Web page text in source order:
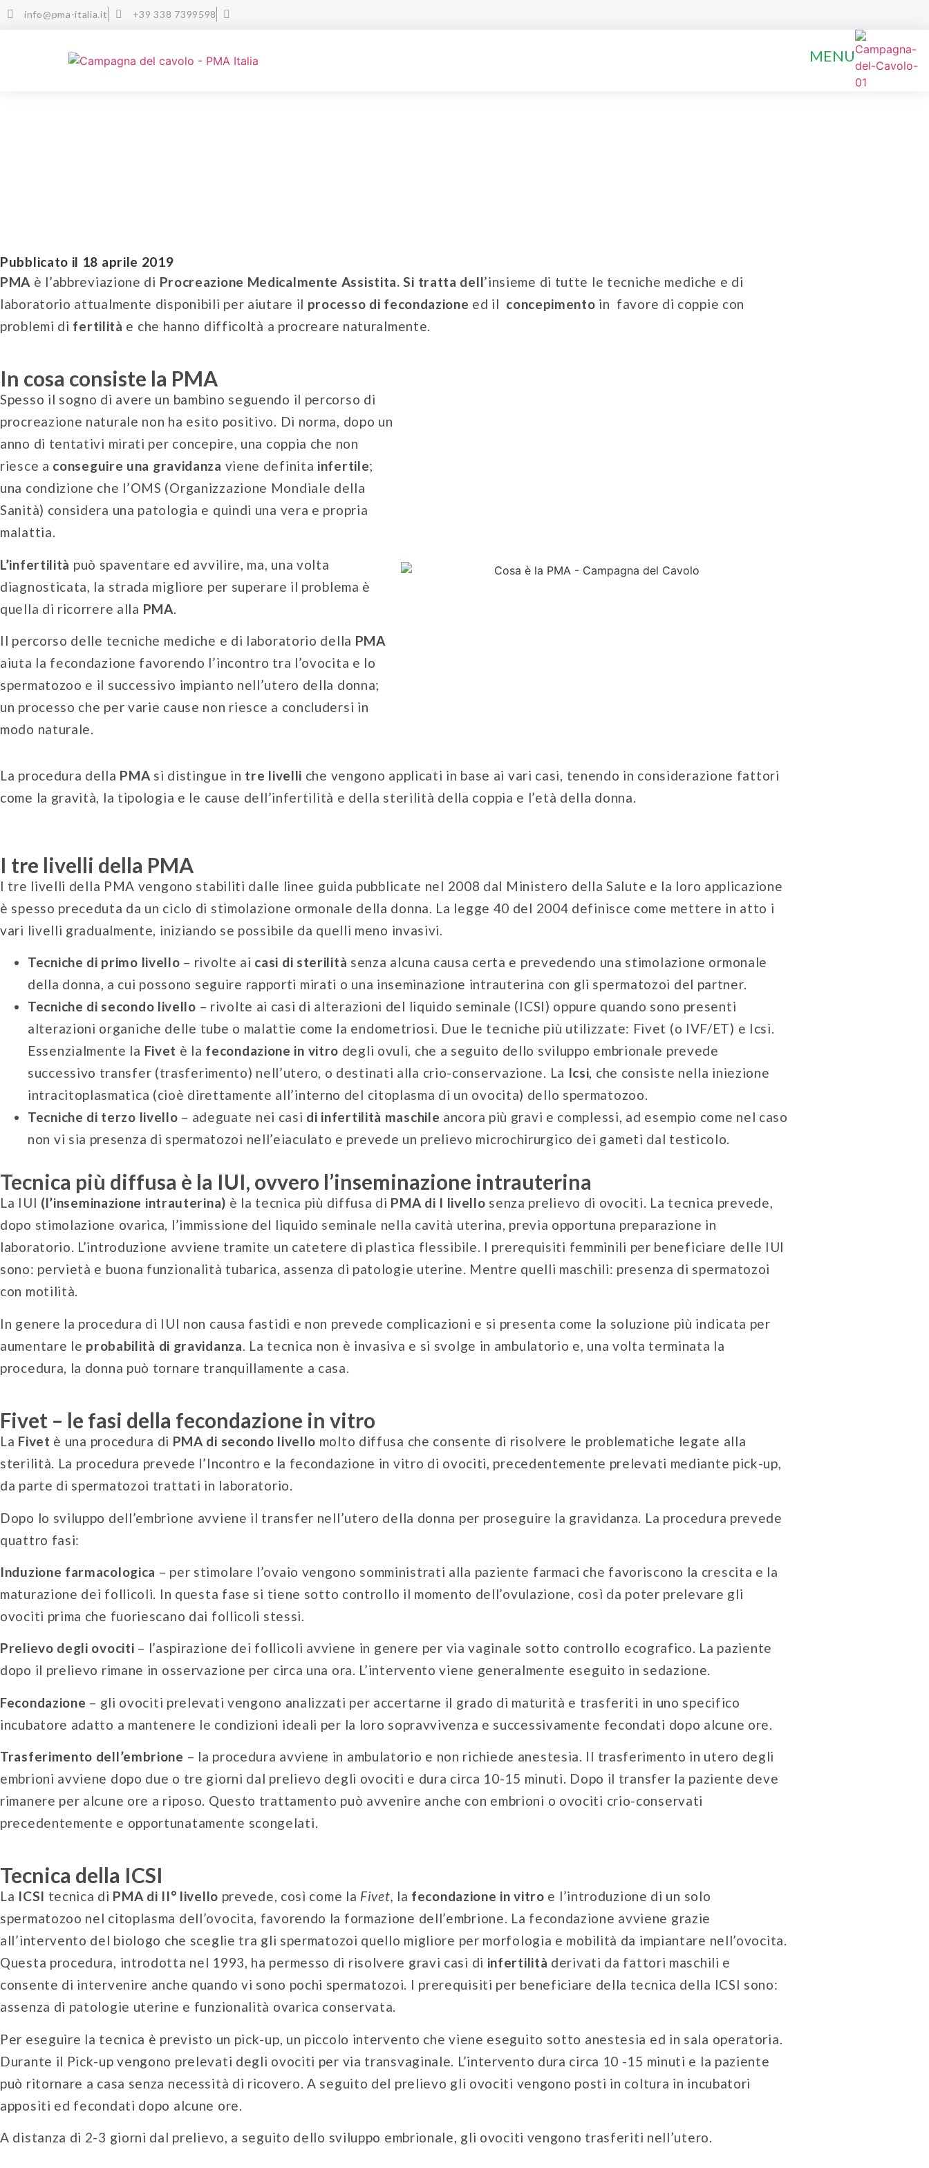
info@pma-italia.it +39 338 7399598
MENU
Pubblicato il 18 aprile 2019
PMA è l’abbreviazione di Procreazione Medicalmente Assistita. Si tratta dell’insieme di tutte le tecniche mediche e di
laboratorio attualmente disponibili per aiutare il processo di fecondazione ed il concepimento in favore di coppie con
problemi di fertilità e che hanno difficoltà a procreare naturalmente.
In cosa consiste la PMA
Spesso il sogno di avere un bambino seguendo il percorso di
procreazione naturale non ha esito positivo. Di norma, dopo un
anno di tentativi mirati per concepire, una coppia che non
riesce a conseguire una gravidanza viene definita infertile;
una condizione che l’OMS (Organizzazione Mondiale della
Sanità) considera una patologia e quindi una vera e propria
malattia.
L’infertilità può spaventare ed avvilire, ma, una volta
diagnosticata, la strada migliore per superare il problema è
quella di ricorrere alla PMA.
Il percorso delle tecniche mediche e di laboratorio della PMA
aiuta la fecondazione favorendo l’incontro tra l’ovocita e lo
spermatozoo e il successivo impianto nell’utero della donna;
un processo che per varie cause non riesce a concludersi in
modo naturale.
La procedura della PMA si distingue in tre livelli che vengono applicati in base ai vari casi, tenendo in considerazione fattori
come la gravità, la tipologia e le cause dell’infertilità e della sterilità della coppia e l’età della donna.
I tre livelli della PMA
I tre livelli della PMA vengono stabiliti dalle linee guida pubblicate nel 2008 dal Ministero della Salute e la loro applicazione
è spesso preceduta da un ciclo di stimolazione ormonale della donna. La legge 40 del 2004 definisce come mettere in atto i
vari livelli gradualmente, iniziando se possibile da quelli meno invasivi.
Tecniche di primo livello – rivolte ai casi di sterilità senza alcuna causa certa e prevedendo una stimolazione ormonale
della donna, a cui possono seguire rapporti mirati o una inseminazione intrauterina con gli spermatozoi del partner.
Tecniche di secondo livello – rivolte ai casi di alterazioni del liquido seminale (ICSI) oppure quando sono presenti
alterazioni organiche delle tube o malattie come la endometriosi. Due le tecniche più utilizzate: Fivet (o IVF/ET) e Icsi.
Essenzialmente la Fivet è la fecondazione in vitro degli ovuli, che a seguito dello sviluppo embrionale prevede
successivo transfer (trasferimento) nell’utero, o destinati alla crio-conservazione. La Icsi, che consiste nella iniezione
intracitoplasmatica (cioè direttamente all’interno del citoplasma di un ovocita) dello spermatozoo.
Tecniche di terzo livello – adeguate nei casi di infertilità maschile ancora più gravi e complessi, ad esempio come nel caso
non vi sia presenza di spermatozoi nell’eiaculato e prevede un prelievo microchirurgico dei gameti dal testicolo.
Tecnica più diffusa è la IUI, ovvero l’inseminazione intrauterina
La IUI (l’inseminazione intrauterina) è la tecnica più diffusa di PMA di I livello senza prelievo di ovociti. La tecnica prevede,
dopo stimolazione ovarica, l’immissione del liquido seminale nella cavità uterina, previa opportuna preparazione in
laboratorio. L’introduzione avviene tramite un catetere di plastica flessibile. I prerequisiti femminili per beneficiare delle IUI
sono: pervietà e buona funzionalità tubarica, assenza di patologie uterine. Mentre quelli maschili: presenza di spermatozoi
con motilità.
In genere la procedura di IUI non causa fastidi e non prevede complicazioni e si presenta come la soluzione più indicata per
aumentare le probabilità di gravidanza. La tecnica non è invasiva e si svolge in ambulatorio e, una volta terminata la
procedura, la donna può tornare tranquillamente a casa.
Fivet – le fasi della fecondazione in vitro
La Fivet è una procedura di PMA di secondo livello molto diffusa che consente di risolvere le problematiche legate alla
sterilità. La procedura prevede l’Incontro e la fecondazione in vitro di ovociti, precedentemente prelevati mediante pick-up,
da parte di spermatozoi trattati in laboratorio.
Dopo lo sviluppo dell’embrione avviene il transfer nell’utero della donna per proseguire la gravidanza. La procedura prevede
quattro fasi:
Induzione farmacologica – per stimolare l’ovaio vengono somministrati alla paziente farmaci che favoriscono la crescita e la
maturazione dei follicoli. In questa fase si tiene sotto controllo il momento dell’ovulazione, così da poter prelevare gli
ovociti prima che fuoriescano dai follicoli stessi.
Prelievo degli ovociti – l’aspirazione dei follicoli avviene in genere per via vaginale sotto controllo ecografico. La paziente
dopo il prelievo rimane in osservazione per circa una ora. L’intervento viene generalmente eseguito in sedazione.
Fecondazione – gli ovociti prelevati vengono analizzati per accertarne il grado di maturità e trasferiti in uno specifico
incubatore adatto a mantenere le condizioni ideali per la loro sopravvivenza e successivamente fecondati dopo alcune ore.
Trasferimento dell’embrione – la procedura avviene in ambulatorio e non richiede anestesia. Il trasferimento in utero degli
embrioni avviene dopo due o tre giorni dal prelievo degli ovociti e dura circa 10-15 minuti. Dopo il transfer la paziente deve
rimanere per alcune ore a riposo. Questo trattamento può avvenire anche con embrioni o ovociti crio-conservati
precedentemente e opportunatamente scongelati.
Tecnica della ICSI
La ICSI tecnica di PMA di II° livello prevede, così come la Fivet, la fecondazione in vitro e l’introduzione di un solo
spermatozoo nel citoplasma dell’ovocita, favorendo la formazione dell’embrione. La fecondazione avviene grazie
all’intervento del biologo che sceglie tra gli spermatozoi quello migliore per morfologia e mobilità da impiantare nell’ovocita.
Questa procedura, introdotta nel 1993, ha permesso di risolvere gravi casi di infertilità derivati da fattori maschili e
consente di intervenire anche quando vi sono pochi spermatozoi. I prerequisiti per beneficiare della tecnica della ICSI sono:
assenza di patologie uterine e funzionalità ovarica conservata.
Per eseguire la tecnica è previsto un pick-up, un piccolo intervento che viene eseguito sotto anestesia ed in sala operatoria.
Durante il Pick-up vengono prelevati degli ovociti per via transvaginale. L’intervento dura circa 10 -15 minuti e la paziente
può ritornare a casa senza necessità di ricovero. A seguito del prelievo gli ovociti vengono posti in coltura in incubatori
appositi ed fecondati dopo alcune ore.
A distanza di 2-3 giorni dal prelievo, a seguito dello sviluppo embrionale, gli ovociti vengono trasferiti nell’utero.